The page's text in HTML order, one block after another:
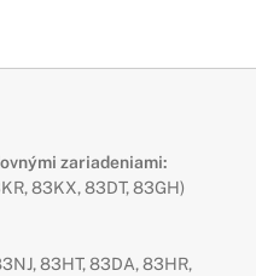
zariadeniami:
83KX, 83DT, 83GH)
83HT, 83DA, 83HR,